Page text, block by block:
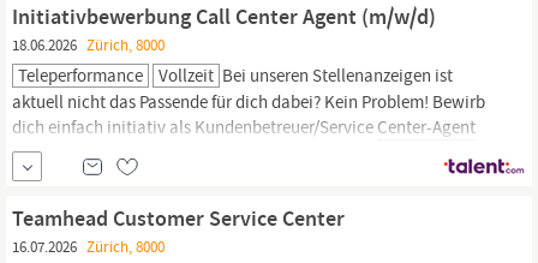
Initiativbewerbung Call Center Agent (m/w/d)
18.06.2026 Zürich, 8000
Teleperformance Vollzeit Bei unseren Stellenanzeigen ist
aktuell nicht das Passende für dich dabei? Kein Problem! Bewirb
dich einfach initiativ als Kundenbetreuer/Service Center-Agent
(m/w/d) bei der TP Schweiz. Startdatum: Je nach
Projektanforderung - Wir kontaktieren dich bei passenden
Wallisellen, Schweiz Anstellu
Teamhead Customer Service Center
16.07.2026 Zürich, 8000